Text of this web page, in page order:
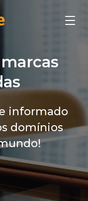
informado
domínios